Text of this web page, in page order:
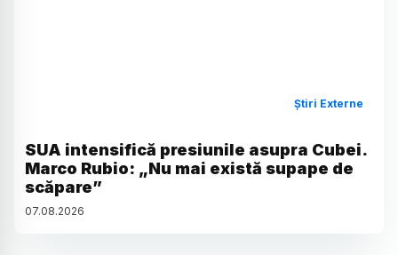
Știri Externe
SUA intensifică presiunile asupra Cubei.
Marco Rubio: „Nu mai există supape de
scăpare”
07.08.2026